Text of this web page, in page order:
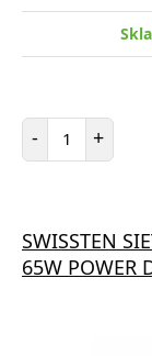
- Počet
+
SWISSTEN
65W POWER